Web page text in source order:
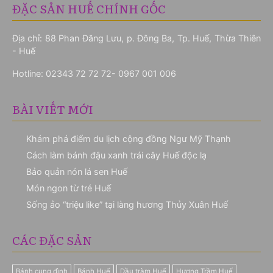
ĐẶC SẢN HUẾ CHÍNH GỐC
Địa chỉ: 88 Phan Đăng Lưu, p. Đông Ba, Tp. Huế, Thừa Thiên
- Huế
Hotline: 02343 72 72 72- 0967 001 006
BÀI VIẾT MỚI
Khám phá điểm du lịch cộng đồng Ngư Mỹ Thạnh
Cách làm bánh đậu xanh trái cây Huế độc lạ
Bảo quản nón lá sen Huế
Món ngon từ tré Huế
Sống ảo “triệu like” tại làng hương Thủy Xuân Huế
CÁC ĐẶC SẢN
Bánh cung đình Bánh Huế Dầu tràm Huế Hương Trầm Huế